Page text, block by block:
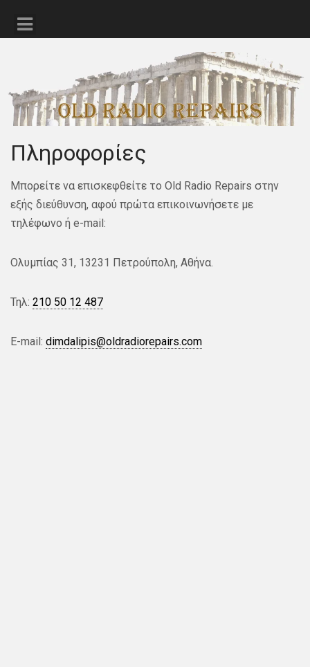
Πληροφορίες
Μπορείτε να επισκεφθείτε το Old Radio Repairs στην
εξής διεύθυνση, αφού πρώτα επικοινωνήσετε με
τηλέφωνο ή e-mail:
Ολυμπίας 31, 13231 Πετρούπολη, Αθήνα.
Τηλ: 210 50 12 487
E-mail: dimdalipis@oldradiorepairs.com